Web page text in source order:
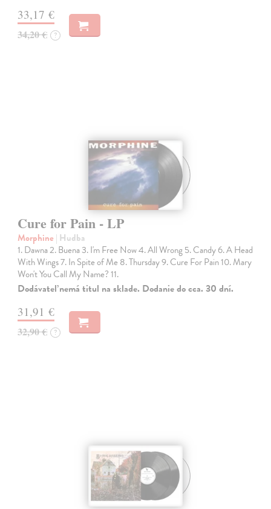
33,17 €
34,20 € ?
Cure for Pain - LP
Morphine | Hudba
1. Dawna 2. Buena 3. I'm Free Now 4. All Wrong 5. Candy 6. A Head
With Wings 7. In Spite of Me 8. Thursday 9. Cure For Pain 10. Mary
Won't You Call My Name? 11.
Dodávateľ nemá titul na sklade. Dodanie do cca. 30 dní.
31,91 €
32,90 € ?